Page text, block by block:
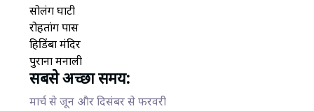
सोलंग घाटी
रोहतांग पास
हिडिंबा मंदिर
पुराना मनाली
सबसे अच्छा समय:
मार्च से जून और दिसंबर से फरवरी